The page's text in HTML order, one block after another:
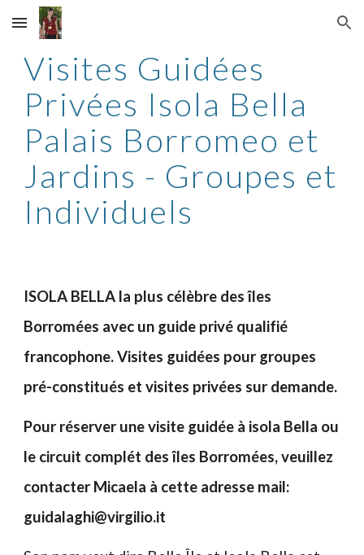
Skip to main content Skip to navigation
Visites Guidées
Privées Isola Bella
Palais Borromeo et
Jardins - Groupes et
Individuels
ISOLA BELLA la plus célèbre des îles
Borromées avec un guide privé qualifié
francophone. Visites guidées pour groupes
pré-constitués et visites privées sur demande.
Pour réserver une visite guidée à isola Bella ou
le circuit complét des îles Borromées, veuillez
contacter Micaela à cette adresse mail:
guidalaghi@virgilio.it